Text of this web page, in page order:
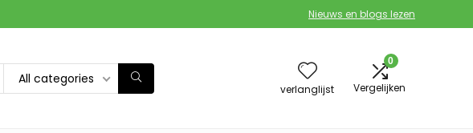
Nieuws en blogs lezen
All categories
verlanglijst
0
Vergelijken